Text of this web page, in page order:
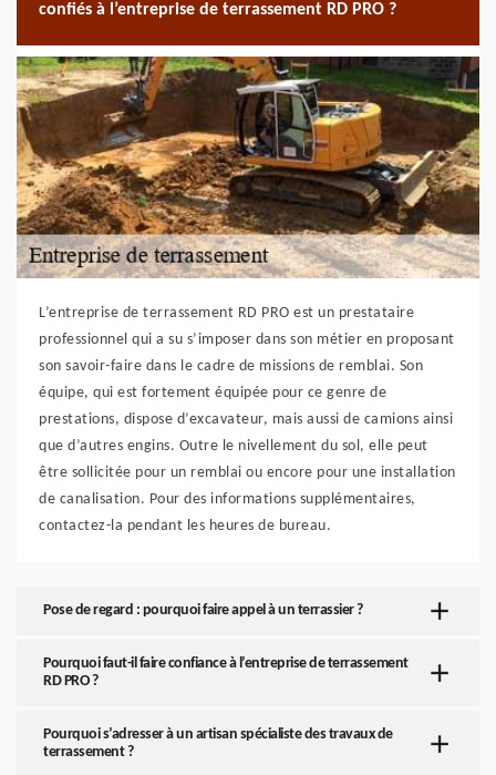
confiés à l’entreprise de terrassement RD PRO ?
L’entreprise de terrassement RD PRO est un prestataire
professionnel qui a su s’imposer dans son métier en proposant
son savoir-faire dans le cadre de missions de remblai. Son
équipe, qui est fortement équipée pour ce genre de
prestations, dispose d’excavateur, mais aussi de camions ainsi
que d’autres engins. Outre le nivellement du sol, elle peut
être sollicitée pour un remblai ou encore pour une installation
de canalisation. Pour des informations supplémentaires,
contactez-la pendant les heures de bureau.
Pose de regard : pourquoi faire appel à un terrassier ?
Pourquoi faut-il faire confiance à l’entreprise de terrassement
RD PRO ?
Pourquoi s’adresser à un artisan spécialiste des travaux de
terrassement ?